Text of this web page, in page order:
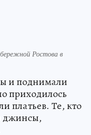
Ростова в
и поднимали
приходилось
платьев. Те, кто
джинсы,